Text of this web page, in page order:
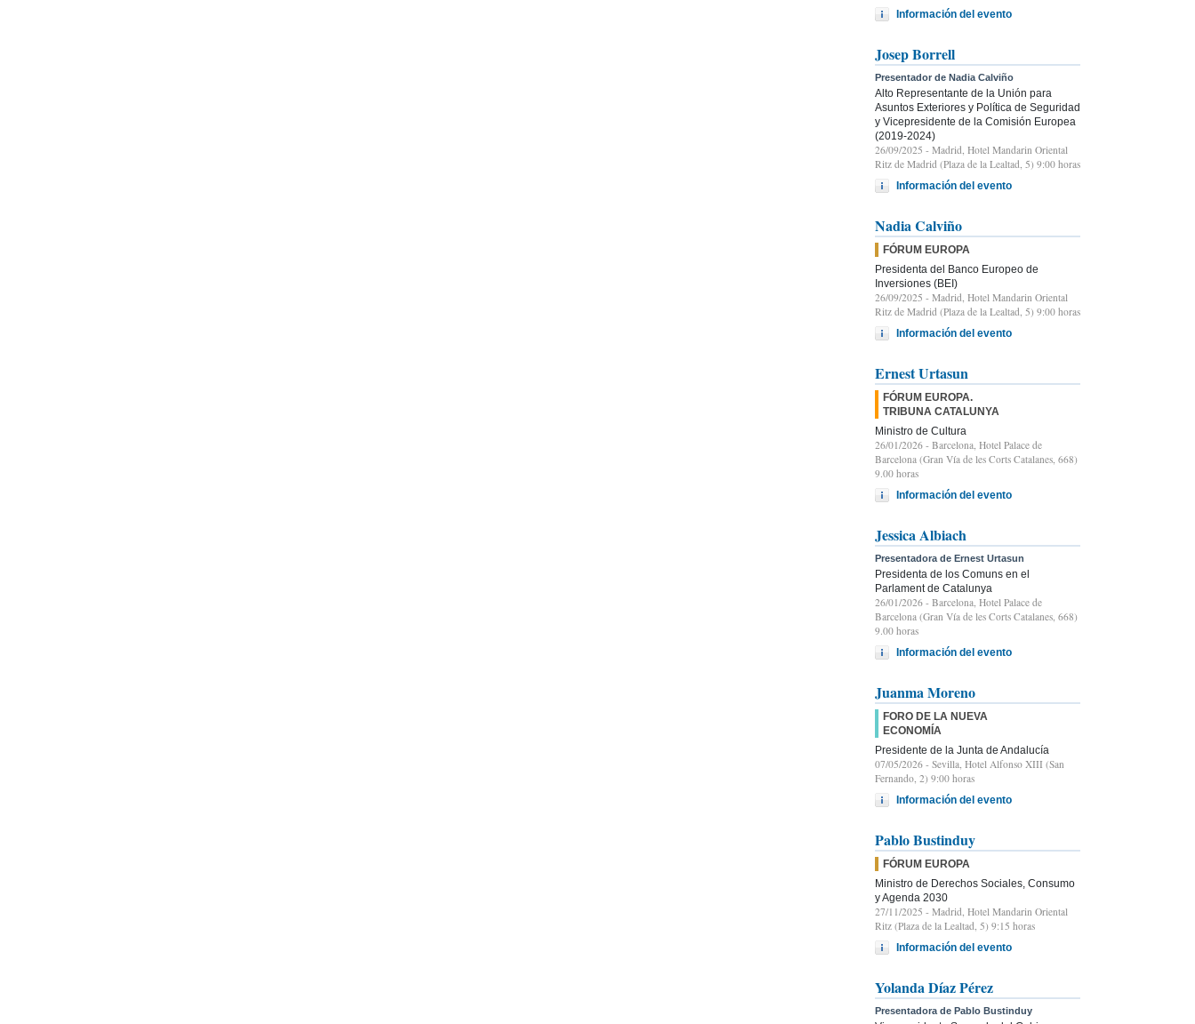
Información del evento
Josep Borrell
Presentador de Nadia Calviño
Alto Representante de la Unión para
Asuntos Exteriores y Política de Seguridad
y Vicepresidente de la Comisión Europea
(2019-2024)
26/09/2025 - Madrid, Hotel Mandarin Oriental
Ritz de Madrid (Plaza de la Lealtad, 5) 9:00 horas
Información del evento
Nadia Calviño
FÓRUM EUROPA
Presidenta del Banco Europeo de
Inversiones (BEI)
26/09/2025 - Madrid, Hotel Mandarin Oriental
Ritz de Madrid (Plaza de la Lealtad, 5) 9:00 horas
Información del evento
Ernest Urtasun
FÓRUM EUROPA.
TRIBUNA CATALUNYA
Ministro de Cultura
26/01/2026 - Barcelona, Hotel Palace de
Barcelona (Gran Vía de les Corts Catalanes, 668)
9.00 horas
Información del evento
Jessica Albiach
Presentadora de Ernest Urtasun
Presidenta de los Comuns en el
Parlament de Catalunya
26/01/2026 - Barcelona, Hotel Palace de
Barcelona (Gran Vía de les Corts Catalanes, 668)
9.00 horas
Información del evento
Juanma Moreno
FORO DE LA NUEVA
ECONOMÍA
Presidente de la Junta de Andalucía
07/05/2026 - Sevilla, Hotel Alfonso XIII (San
Fernando, 2) 9:00 horas
Información del evento
Pablo Bustinduy
FÓRUM EUROPA
Ministro de Derechos Sociales, Consumo
y Agenda 2030
27/11/2025 - Madrid, Hotel Mandarin Oriental
Ritz (Plaza de la Lealtad, 5) 9:15 horas
Información del evento
Yolanda Díaz Pérez
Presentadora de Pablo Bustinduy